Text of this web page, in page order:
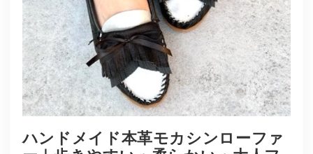
ハンドメイド本革モカシンローファ